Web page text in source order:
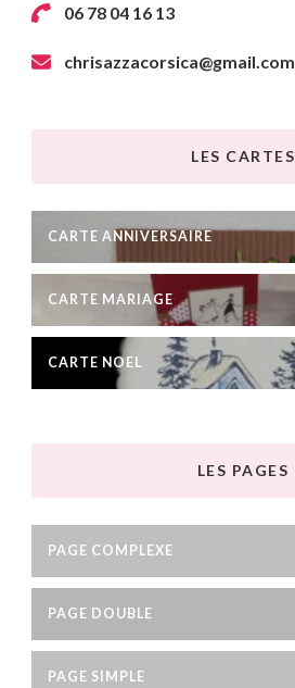
06 78 04 16 13
chrisazzacorsica@gmail.com
LES CARTES
CARTE ANNIVERSAIRE
CARTE MARIAGE
CARTE NOEL
LES PAGES
PAGE COMPLEXE
PAGE DOUBLE
PAGE SIMPLE